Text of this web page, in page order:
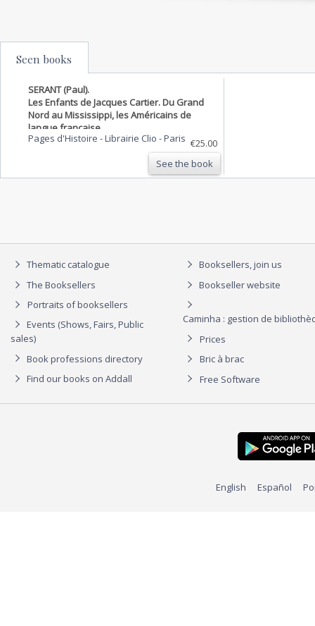
Seen books
SERANT (Paul).
Les Enfants de Jacques Cartier. Du Grand
Nord au Mississippi, les Américains de
langue française .
Pages d'Histoire - Librairie Clio -Paris €25.00
See the book
Thematic catalogue
The Booksellers
Portraits of booksellers
Events (Shows, Fairs, Public
sales)
Book professions directory
Find our books on Addall
Booksellers, join us
Bookseller website
Caminha : gestion de
Prices
Bric à brac
Free Software
English Español